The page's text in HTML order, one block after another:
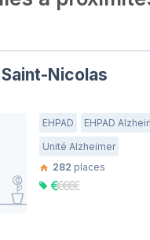
Saint-Nicolas
EHPAD
EHPAD
Unité Alzheimer
282 places